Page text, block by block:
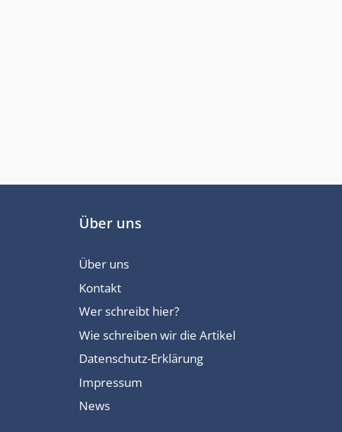
Über uns
Über uns
Kontakt
Wer schreibt hier?
Wie schreiben wir die Artikel
Datenschutz-Erklärung
Impressum
News